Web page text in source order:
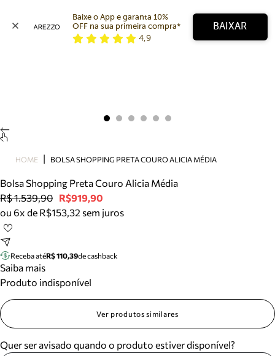
Bolsa
Tamanco
Tênis
Mule
Tire dúvidas sobre pedidos, devoluções e mais.
Meus pedidos
Acompanhe seus pedidos e solicite devoluções.
Baixe o App e garanta 10%
OFF na sua primeira compra*
4,9
BAIXAR
HOME BOLSA SHOPPING PRETA COURO ALICIA MÉDIA
Bolsa Shopping Preta Couro Alicia Média
R$ 1.539,90 R$919,90
ou 6x de R$153,32 sem juros
Receba atéR$ 110,39de cashback
Saiba mais
Produto indisponível
Ver produtos similares
Quer ser avisado quando o produto estiver disponível?